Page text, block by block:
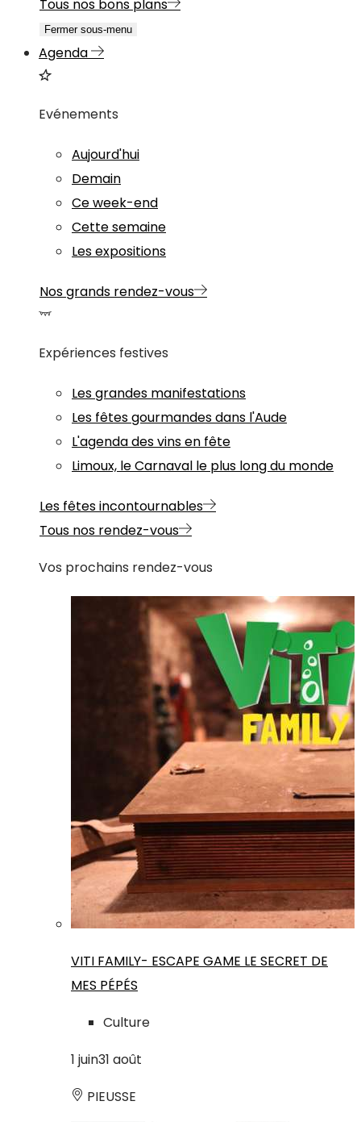
Tous nos bons plans
Fermer sous-menu
Agenda
Evénements
Aujourd'hui
Demain
Ce week-end
Cette semaine
Les expositions
Nos grands rendez-vous
Expériences festives
Les grandes manifestations
Les fêtes gourmandes dans l'Aude
L'agenda des vins en fête
Limoux, le Carnaval le plus long du monde
Les fêtes incontournables
Tous nos rendez-vous
Vos prochains rendez-vous
VITI FAMILY- ESCAPE GAME LE SECRET DE
MES PÉPÉS
Culture
1 juin31 août
PIEUSSE